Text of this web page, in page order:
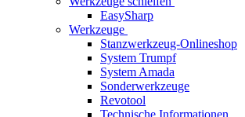
EasySharp
Werkzeuge
Stanzwerkzeug-Onlineshop
System Trumpf
System Amada
Sonderwerkzeuge
Revotool
Technische Informationen